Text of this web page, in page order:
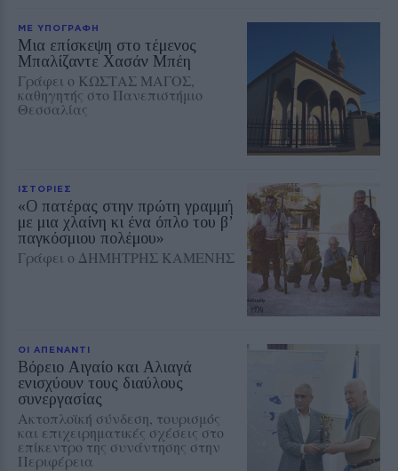
ΜΕ ΥΠΟΓΡΑΦΗ
Μια επίσκεψη στο τέμενος
Μπαλίζαντε Χασάν Μπέη
Γράφει ο ΚΩΣΤΑΣ ΜΑΓΟΣ,
καθηγητής στο Πανεπιστήμιο
Θεσσαλίας
ΙΣΤΟΡΙΕΣ
«Ο πατέρας στην πρώτη γραμμή
με μια χλαίνη κι ένα όπλο του β’
παγκόσμιου πολέμου»
Γράφει ο ΔΗΜΗΤΡΗΣ ΚΑΜΕΝΗΣ
ΟΙ ΑΠΕΝΑΝΤΙ
Βόρειο Αιγαίο και Αλιαγά
ενισχύουν τους διαύλους
συνεργασίας
Ακτοπλοϊκή σύνδεση, τουρισμός
και επιχειρηματικές σχέσεις στο
επίκεντρο της συνάντησης στην
Περιφέρεια